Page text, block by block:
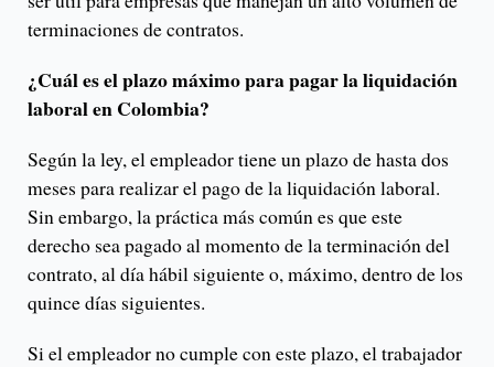
terminaciones de contratos.
¿Cuál es el plazo máximo para pagar la liquidación
laboral en Colombia?
Según la ley, el empleador tiene un plazo de hasta dos
meses para realizar el pago de la liquidación laboral.
Sin embargo, la práctica más común es que este
derecho sea pagado al momento de la terminación del
contrato, al día hábil siguiente o, máximo, dentro de los
quince días siguientes.
Si el empleador no cumple con este plazo, el trabajador